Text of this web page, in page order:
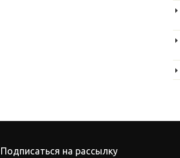
Подписаться на рассылку